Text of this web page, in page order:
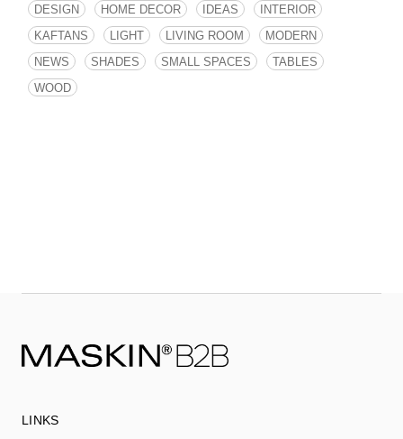
DESIGN
HOME DECOR IDEAS
INTERIOR
KAFTANS
LIGHT LIVING ROOM
MODERN
NEWS
SHADES SMALL SPACES
TABLES
WOOD
LINKS